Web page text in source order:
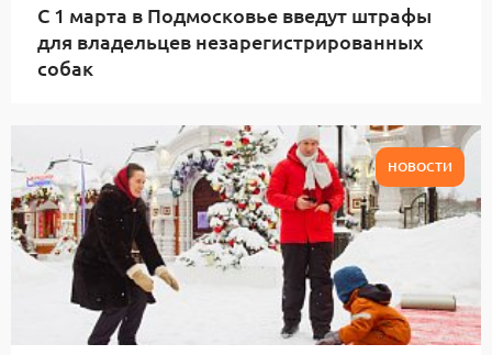
С 1 марта в Подмосковье введут штрафы
для владельцев незарегистрированных
собак
НОВОСТИ